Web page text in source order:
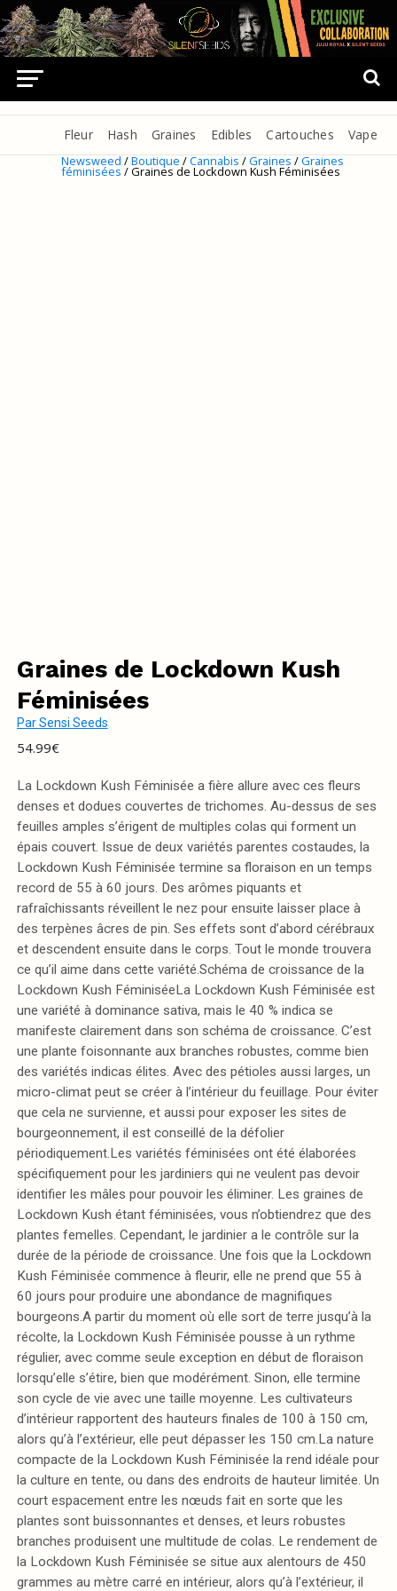
Fleur Hash Graines Edibles Cartouches Vape
Newsweed/Boutique/Cannabis/Graines/Graines
féminisées / Graines de Lockdown Kush Féminisées
Graines de Lockdown Kush
Féminisées
ParSensi Seeds
54.99€
La Lockdown Kush Féminisée a fière allure avec ces fleurs
denses et dodues couvertes de trichomes. Au-dessus de ses
feuilles amples s’érigent de multiples colas qui forment un
épais couvert. Issue de deux variétés parentes costaudes, la
Lockdown Kush Féminisée termine sa floraison en un temps
record de 55 à 60 jours. Des arômes piquants et
rafraîchissants réveillent le nez pour ensuite laisser place à
des terpènes âcres de pin. Ses effets sont d’abord cérébraux
et descendent ensuite dans le corps. Tout le monde trouvera
ce qu’il aime dans cette variété.Schéma de croissance de la
Lockdown Kush FéminiséeLa Lockdown Kush Féminisée est
une variété à dominance sativa, mais le 40 % indica se
manifeste clairement dans son schéma de croissance. C’est
une plante foisonnante aux branches robustes, comme bien
des variétés indicas élites. Avec des pétioles aussi larges, un
micro-climat peut se créer à l’intérieur du feuillage. Pour éviter
que cela ne survienne, et aussi pour exposer les sites de
bourgeonnement, il est conseillé de la défolier
périodiquement.Les variétés féminisées ont été élaborées
spécifiquement pour les jardiniers qui ne veulent pas devoir
identifier les mâles pour pouvoir les éliminer. Les graines de
Lockdown Kush étant féminisées, vous n’obtiendrez que des
plantes femelles. Cependant, le jardinier a le contrôle sur la
durée de la période de croissance. Une fois que la Lockdown
Kush Féminisée commence à fleurir, elle ne prend que 55 à
60 jours pour produire une abondance de magnifiques
bourgeons.A partir du moment où elle sort de terre jusqu’à la
récolte, la Lockdown Kush Féminisée pousse à un rythme
régulier, avec comme seule exception en début de floraison
lorsqu’elle s’étire, bien que modérément. Sinon, elle termine
son cycle de vie avec une taille moyenne. Les cultivateurs
d’intérieur rapportent des hauteurs finales de 100 à 150 cm,
alors qu’à l’extérieur, elle peut dépasser les 150 cm.La nature
compacte de la Lockdown Kush Féminisée la rend idéale pour
la culture en tente, ou dans des endroits de hauteur limitée. Un
court espacement entre les nœuds fait en sorte que les
plantes sont buissonnantes et denses, et leurs robustes
branches produisent une multitude de colas. Le rendement de
la Lockdown Kush Féminisée se situe aux alentours de 450
grammes au mètre carré en intérieur, alors qu’à l’extérieur, il